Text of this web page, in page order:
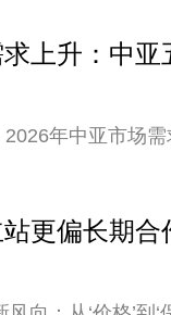
上升：中亚
年中亚市场
更偏长期合